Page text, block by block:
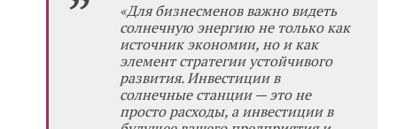
«Для бизнесменов важно видеть
солнечную энергию не только как
источник экономии, но и как
элемент стратегии устойчивого
развития. Инвестиции в
солнечные станции — это не
просто расходы, а инвестиции в